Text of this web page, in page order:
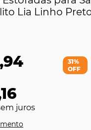
Lia Linho
juros
31%
OFF